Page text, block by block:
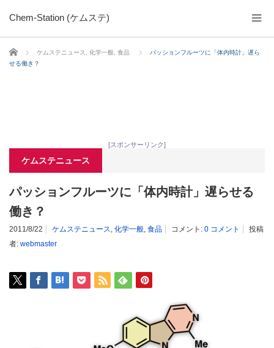
Chem-Station (ケムステ)
ホーム ケムステニュース 化学一般 食品
パッションフルーツに「体内時計」遅ら
せる働き？
[スポンサーリンク]
ケムステニュース
パッションフルーツに「体内時計」遅らせる
働き？
2011/8/22 ケムステニュース, 化学一般, 食品 コメント: 0 コメント
投稿
者: webmaster